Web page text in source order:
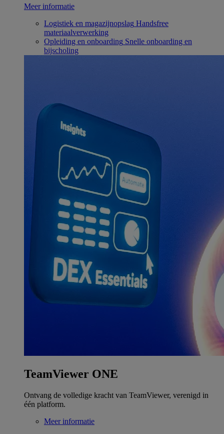
Meer informatie
Logistiek en magazijnopslag Handsfree
materiaalverwerking
Opleiding en onboarding Snelle onboarding en
bijscholing
TeamViewer ONE
Ontvang de volledige kracht van TeamViewer, verenigd in
één platform.
Meer informatie